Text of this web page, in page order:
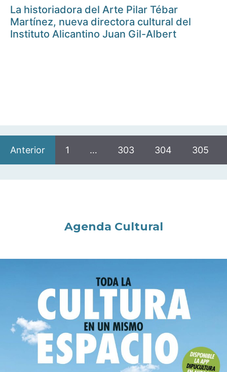
La historiadora del Arte Pilar Tébar
Martínez, nueva directora cultural del
Instituto Alicantino Juan Gil-Albert
Anterior 1 … 303 304 305
Agenda Cultural